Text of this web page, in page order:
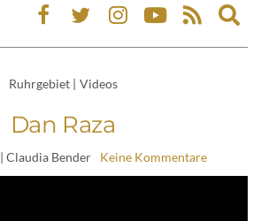
Ruhrgebiet | Videos
Dan Raza
| Claudia Bender Keine Kommentare